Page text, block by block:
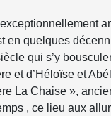
en quelques
qui s’y
et d’Héloïse et
La Chaise »,
, ce lieu aux